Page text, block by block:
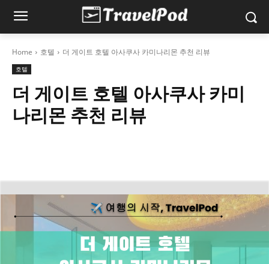
Home 호텔 더 게이트 호텔 아사쿠사 카미나리몬 추천 리뷰
호텔
더 게이트 호텔 아사쿠사 카미
나리몬 추천 리뷰